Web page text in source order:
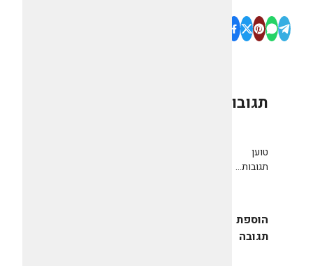
תגובות
טוען
תגובות...
הוספת
תגובה